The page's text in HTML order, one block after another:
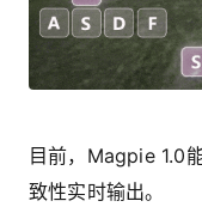
目前，Magpie 1.0
致性实时输出。